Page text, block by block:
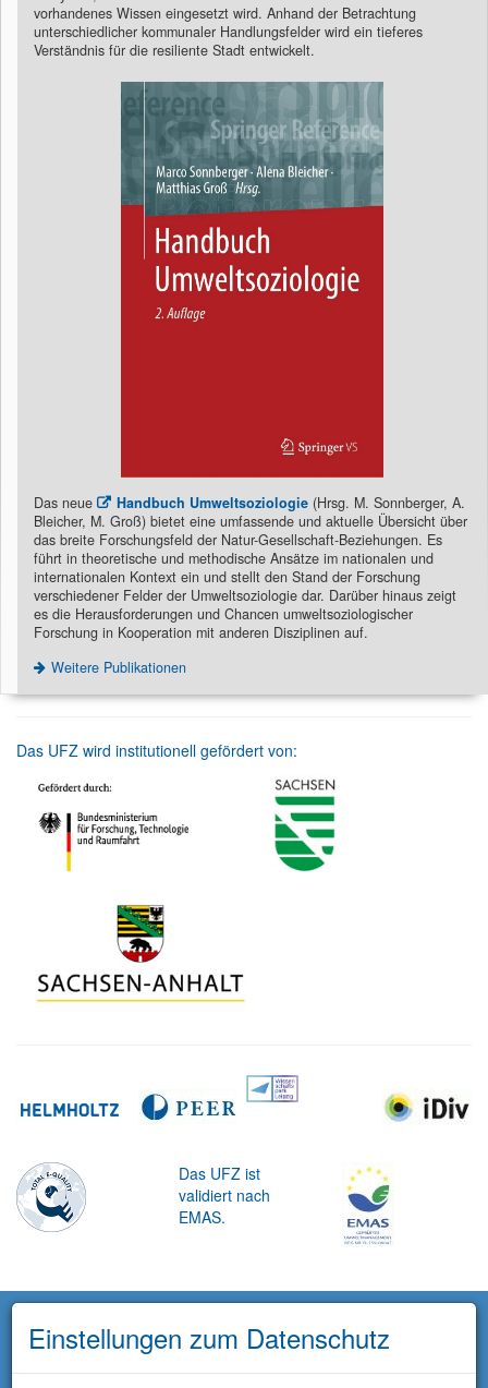
vorhandenes Wissen eingesetzt wird. Anhand der Betrachtung
unterschiedlicher kommunaler Handlungsfelder wird ein tieferes
Verständnis für die resiliente Stadt entwickelt.
Das neue Handbuch Umweltsoziologie (Hrsg. M. Sonnberger, A.
Bleicher, M. Groß) bietet eine umfassende und aktuelle Übersicht über
das breite Forschungsfeld der Natur-Gesellschaft-Beziehungen. Es
führt in theoretische und methodische Ansätze im nationalen und
internationalen Kontext ein und stellt den Stand der Forschung
verschiedener Felder der Umweltsoziologie dar. Darüber hinaus zeigt
es die Herausforderungen und Chancen umweltsoziologischer
Forschung in Kooperation mit anderen Disziplinen auf.
Weitere Publikationen
Das UFZ wird institutionell gefördert von:
Das UFZ ist
validiert nach
EMAS.
Einstellungen zum Datenschutz